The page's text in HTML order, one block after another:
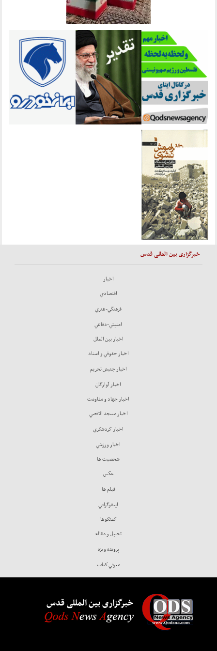
خبرگزاری بین المللی قدس
اخبار
اقتصادي
فرهنگي-هنري
امنيتي-دفاعي
اخبار بين الملل
اخبار حقوقي و اسناد
اخبار جنبش تحريم
اخبار آوارگان
اخبار جهاد و مقاومت
اخبار مسجد الاقصي
اخبار گردشگري
اخبار ورزشي
شخصيت ها
عكس
فيلم ها
اينفوگرافي
گفتگوها
تحليل و مقاله
پرونده ويژه
معرفي كتاب
خبرگزاری بین المللی قدس